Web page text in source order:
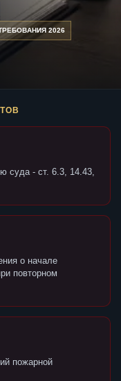
2026
суда - ст. 6.3, 14.43,
о начале
повторном
пожарной